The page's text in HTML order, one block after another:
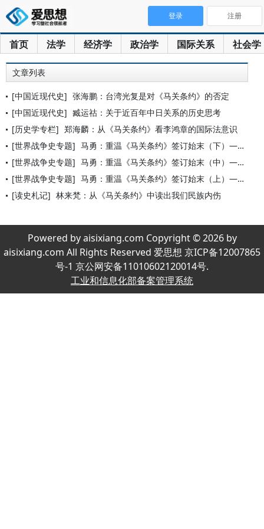
首页 法学 经济学 政治学 国际关系 社会学
登录 注册
文章列表
[中国近现代史] 张海鹏：台湾光复是对《马关条约》的否定
[中国近现代史] 臧运祜：关于近百年中日关系的历史思考
[历史学专栏] 郑海麟：从《马关条约》看李鸿章的国际法意识
[世界战争史专题] 马勇：重温《马关条约》签订始末（下）——无奈收场
[世界战争史专题] 马勇：重温《马关条约》签订始末（中）——遇刺转机
[世界战争史专题] 马勇：重温《马关条约》签订始末（上）——尴尬出山
[读史札记] 林来梵：从《马关条约》中读出我们民族内伤
Powered by aisixiang.com Copyright © 2026 by
aisixiang.com All Rights Reserved 爱思想 京ICP备12007865
号-1 京公网安备11010602120014号.
工业和信息化部备案管理系统